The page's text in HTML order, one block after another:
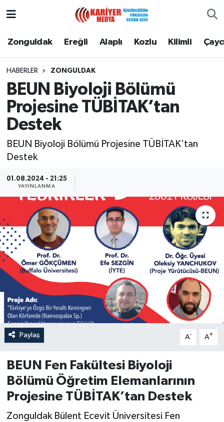
Zonguldak Ereğli Alaplı Kozlu Kilimli
HABERLER ZONGULDAK
BEUN Biyoloji Bölümü
Projesine TÜBİTAK’tan
Destek
BEUN Biyoloji Bölümü Projesine TÜBİTAK’tan
Destek
01.08.2024 - 21:25
YAYINLANMA
Paylaş A- A+
BEUN Fen Fakültesi Biyoloji
Bölümü Öğretim Elemanlarının
Projesine TÜBİTAK’tan Destek
Zonguldak Bülent Ecevit Üniversitesi Fen
Zonguldak
Alaplı
Kozlu
Kilimli
Devrek
Özel
Mesaj
Dergim
Ulusal
Zonguldak Nöbetçi Eczaneler
Zonguldak Namaz Vakitleri
Zonguldak Trafik Yoğunluk Haritası
Puan Durumu ve Fikstür
Son Dakika Haberleri
Haber Arşivi